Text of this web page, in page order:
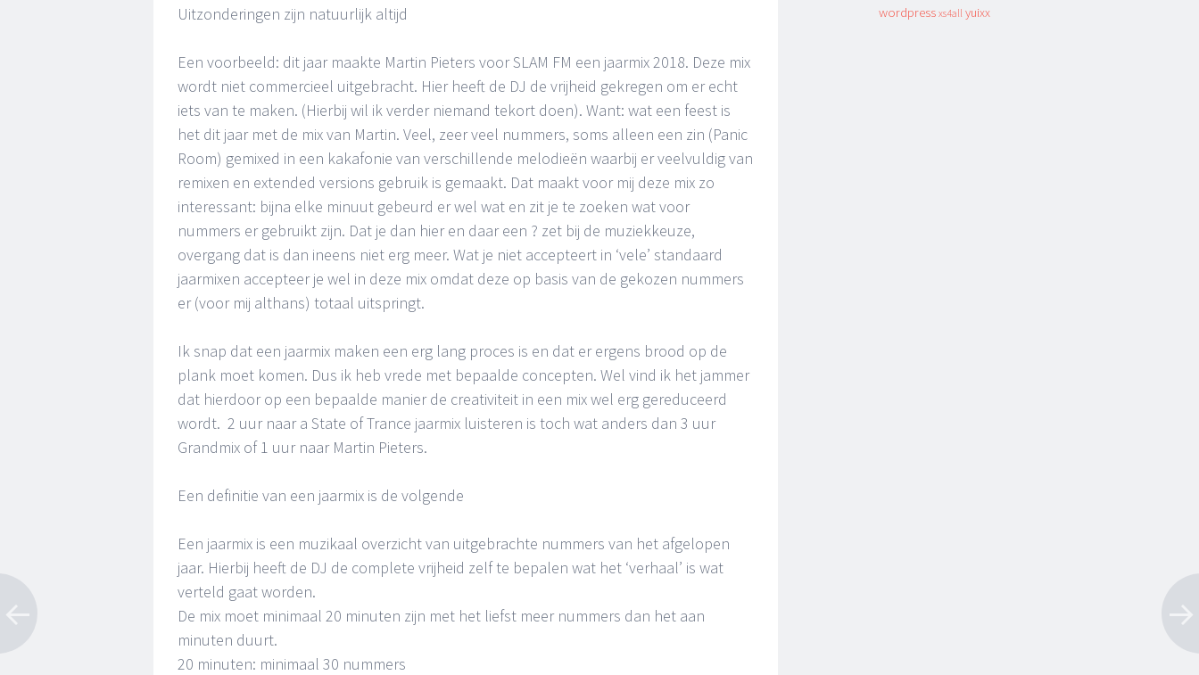
Uitzonderingen zijn natuurlijk altijd
Een voorbeeld: dit jaar maakte Martin Pieters voor SLAM FM een jaarmix 2018. Deze mix
wordt niet commercieel uitgebracht. Hier heeft de DJ de vrijheid gekregen om er echt
iets van te maken. (Hierbij wil ik verder niemand tekort doen). Want: wat een feest is
het dit jaar met de mix van Martin. Veel, zeer veel nummers, soms alleen een zin (Panic
Room) gemixed in een kakafonie van verschillende melodieën waarbij er veelvuldig van
remixen en extended versions gebruik is gemaakt. Dat maakt voor mij deze mix zo
interessant: bijna elke minuut gebeurd er wel wat en zit je te zoeken wat voor
nummers er gebruikt zijn. Dat je dan hier en daar een ? zet bij de muziekkeuze,
overgang dat is dan ineens niet erg meer. Wat je niet accepteert in ‘vele’ standaard
jaarmixen accepteer je wel in deze mix omdat deze op basis van de gekozen nummers
er (voor mij althans) totaal uitspringt.
Ik snap dat een jaarmix maken een erg lang proces is en dat er ergens brood op de
plank moet komen. Dus ik heb vrede met bepaalde concepten. Wel vind ik het jammer
dat hierdoor op een bepaalde manier de creativiteit in een mix wel erg gereduceerd
wordt. 2 uur naar a State of Trance jaarmix luisteren is toch wat anders dan 3 uur
Grandmix of 1 uur naar Martin Pieters.
Een definitie van een jaarmix is de volgende
Een jaarmix is een muzikaal overzicht van uitgebrachte nummers van het afgelopen
jaar. Hierbij heeft de DJ de complete vrijheid zelf te bepalen wat het ‘verhaal’ is wat
verteld gaat worden.
De mix moet minimaal 20 minuten zijn met het liefst meer nummers dan het aan
minuten duurt.
20 minuten: minimaal 30 nummers
wordpress xs4all yuixx